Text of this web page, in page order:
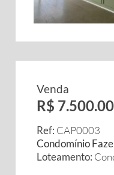
Venda
R$
Ref: CAP0003
Condomínio
Loteamento: